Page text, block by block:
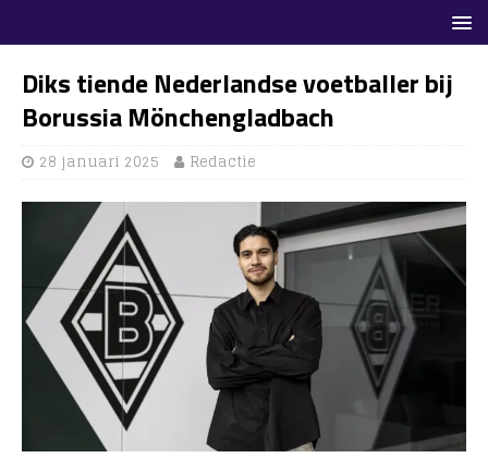
Diks tiende Nederlandse voetballer bij
Borussia Mönchengladbach
28 januari 2025 Redactie